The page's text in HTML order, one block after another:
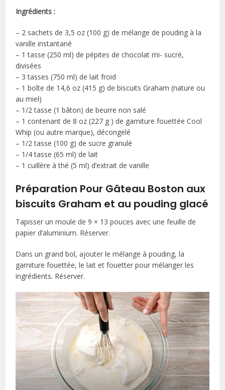
Ingrédients :
– 2 sachets de 3,5 oz (100 g) de mélange de pouding à la
vanille instantané
– 1 tasse (250 ml) de pépites de chocolat mi- sucré,
divisées
– 3 tasses (750 ml) de lait froid
– 1 boîte de 14,6 oz (415 g) de biscuits Graham (nature ou
au miel)
– 1/2 tasse (1 bâton) de beurre non salé
– 1 contenant de 8 oz (227 g ) de garniture fouettée Cool
Whip (ou autre marque), décongelé
– 1/2 tasse (100 g) de sucre granulé
– 1/4 tasse (65 ml) de lait
– 1 cuillère à thé (5 ml) d’extrait de vanille
Préparation Pour Gâteau Boston aux
biscuits Graham et au pouding glacé
Tapisser un moule de 9 × 13 pouces avec une feuille de
papier d’aluminium. Réserver.
Dans un grand bol, ajouter le mélange à pouding, la
garniture fouettée, le lait et fouetter pour mélanger les
ingrédients. Réserver.